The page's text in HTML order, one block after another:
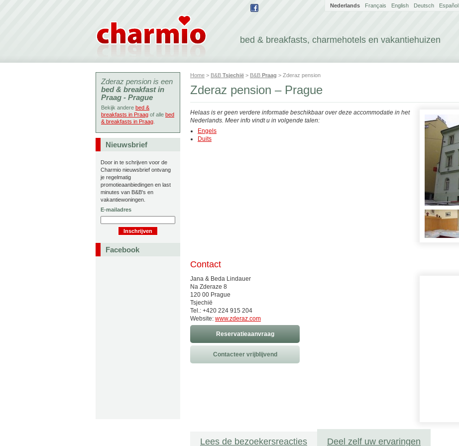
bed & breakfasts, charmehotels en vakantiehuizen
Nederlands Français English Deutsch Español
Home > B&B Tsjechië > B&B Praag > Zderaz pension
Zderaz pension – Prague
Helaas is er geen verdere informatie beschikbaar over deze accommodatie in het
Nederlands. Meer info vindt u in volgende talen:
Engels
Duits
Contact
Jana & Beda Lindauer
Na Zderaze 8
120 00 Prague
Tsjechië
Tel.: +420 224 915 204
Website: www.zderaz.com
Reservatieaanvraag
Contacteer vrijblijvend
Lees de bezoekersreacties Deel zelf uw ervaringen
Zderaz pension is een
bed & breakfast in
Praag - Prague
Bekijk andere bed &
breakfasts in Praag of alle bed
& breakfasts in Praag
Nieuwsbrief
Door in te schrijven voor de
Charmio nieuwsbrief ontvang
je regelmatig
promotieaanbiedingen en last
minutes van B&B's en
vakantiewoningen.
E-mailadres
Facebook